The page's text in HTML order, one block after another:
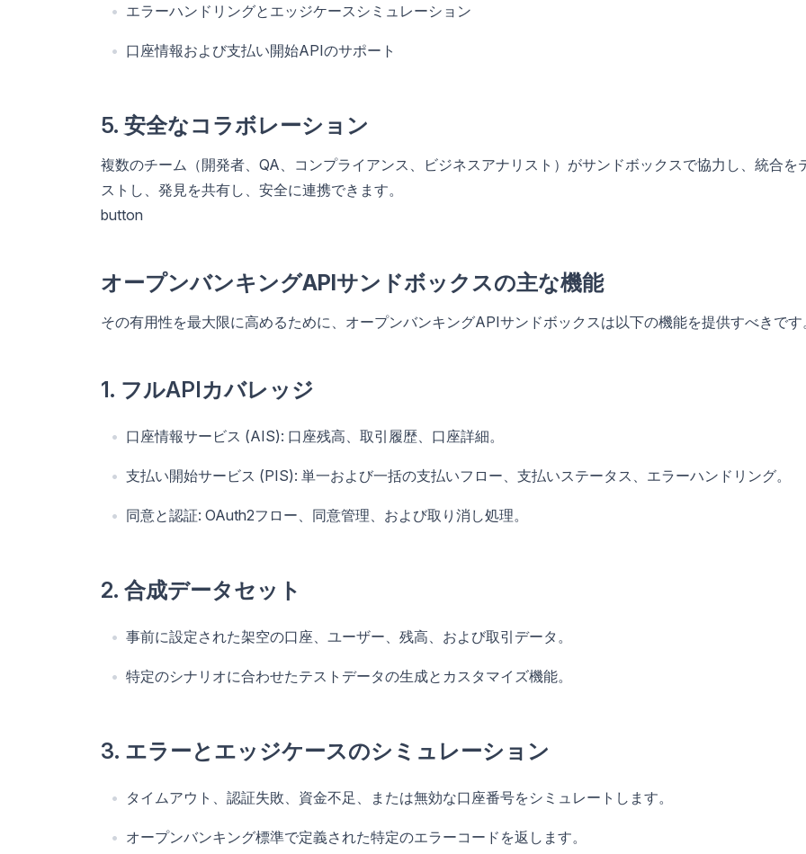
エラーハンドリングとエッジケースシミュレーション
口座情報および支払い開始APIのサポート
5. 安全なコラボレーション
複数のチーム（開発者、QA、コンプライアンス、ビジネスアナリスト）がサンドボックスで協力し、統合を
ストし、発見を共有し、安全に連携できます。
button
オープンバンキングAPIサンドボックスの主な機能
その有用性を最大限に高めるために、オープンバンキングAPIサンドボックスは以下の機能を提供すべきです
1. フルAPIカバレッジ
口座情報サービス (AIS): 口座残高、取引履歴、口座詳細。
支払い開始サービス (PIS): 単一および一括の支払いフロー、支払いステータス、エラーハンドリング。
同意と認証: OAuth2フロー、同意管理、および取り消し処理。
2. 合成データセット
事前に設定された架空の口座、ユーザー、残高、および取引データ。
特定のシナリオに合わせたテストデータの生成とカスタマイズ機能。
3. エラーとエッジケースのシミュレーション
タイムアウト、認証失敗、資金不足、または無効な口座番号をシミュレートします。
オープンバンキング標準で定義された特定のエラーコードを返します。